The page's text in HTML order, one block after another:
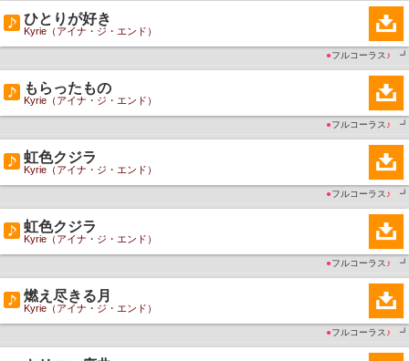
ひとりが好き
Kyrie（アイナ・ジ・エンド）
●フルコーラス ♪ ┛
もらったもの
Kyrie（アイナ・ジ・エンド）
●フルコーラス ♪ ┛
虹色クジラ
Kyrie（アイナ・ジ・エンド）
●フルコーラス ♪ ┛
虹色クジラ
Kyrie（アイナ・ジ・エンド）
●フルコーラス ♪ ┛
燃え尽きる月
Kyrie（アイナ・ジ・エンド）
●フルコーラス ♪ ┛